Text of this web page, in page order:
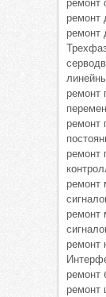
ремонт
ремонт
ремонт
ремонт
ремонт
ремонт
ремонт
ремонт
ремонт
ремонт